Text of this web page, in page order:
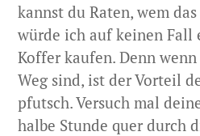
kannst du Raten, wem
würde ich auf keinen Fall
Koffer kaufen. Denn
Weg sind, ist der Vorteil
pfutsch. Versuch mal
halbe Stunde quer durch